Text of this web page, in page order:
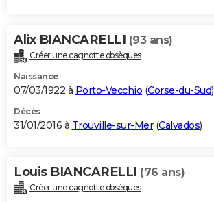
Alix BIANCARELLI (93 ans)
Créer une cagnotte obsèques
Naissance
07/03/1922 à Porto-Vecchio (Corse-du-Sud)
Décès
31/01/2016 à Trouville-sur-Mer(Calvados)
Louis BIANCARELLI (76 ans)
Créer une cagnotte obsèques